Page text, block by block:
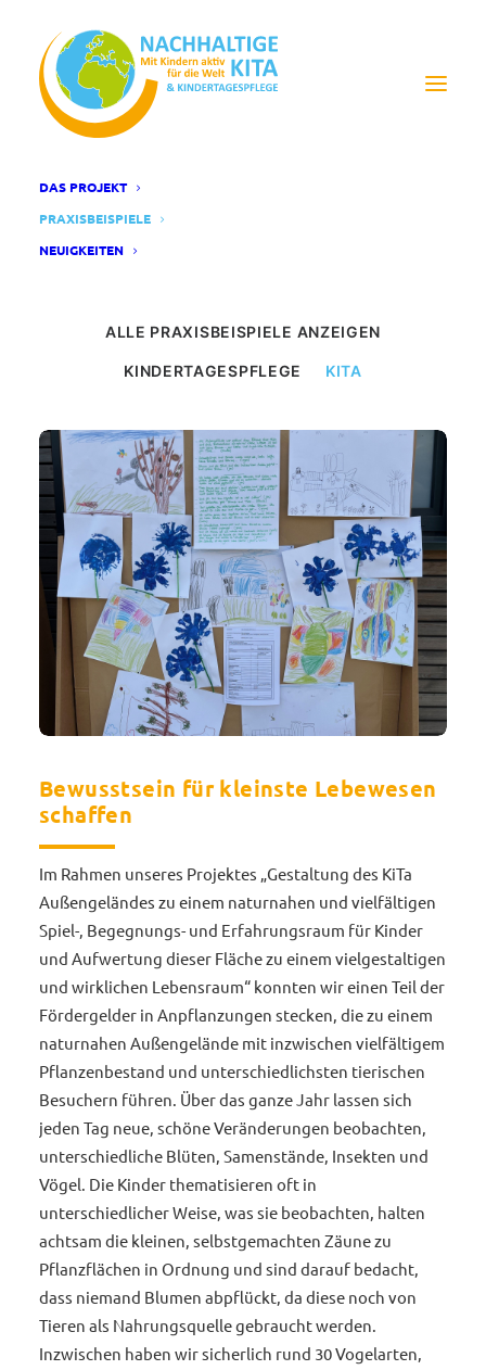
DAS PROJEKT
PRAXISBEISPIELE
NEUIGKEITEN
NATUR MIT ALLEN SINNEN
ERLEBEN
ALLE PRAXISBEISPIELE ANZEIGEN
KINDERTAGESPFLEGE KITA
Bewusstsein für kleinste Lebewesen
schaffen
Im Rahmen unseres Projektes „Gestaltung des KiTa
Außengeländes zu einem naturnahen und vielfältigen
Spiel-, Begegnungs- und Erfahrungsraum für Kinder
und Aufwertung dieser Fläche zu einem vielgestaltigen
und wirklichen Lebensraum“ konnten wir einen Teil der
Fördergelder in Anpflanzungen stecken, die zu einem
naturnahen Außengelände mit inzwischen vielfältigem
Pflanzenbestand und unterschiedlichsten tierischen
Besuchern führen. Über das ganze Jahr lassen sich
jeden Tag neue, schöne Veränderungen beobachten,
unterschiedliche Blüten, Samenstände, Insekten und
Vögel. Die Kinder thematisieren oft in
unterschiedlicher Weise, was sie beobachten, halten
achtsam die kleinen, selbstgemachten Zäune zu
Pflanzflächen in Ordnung und sind darauf bedacht,
dass niemand Blumen abpflückt, da diese noch von
Tieren als Nahrungsquelle gebraucht werden.
Inzwischen haben wir sicherlich rund 30 Vogelarten,